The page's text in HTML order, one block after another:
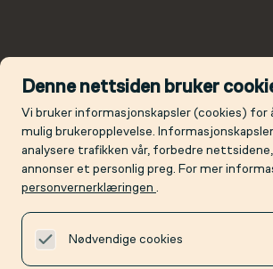
Denne nettsiden bruker
Vi bruker informasjonskapsler (cookies) for
mulig brukeropplevelse.
analysere trafikken vår, forbedre
annonser et personlig preg. For mer
personvernerklæringen .
Nødvendige cookies